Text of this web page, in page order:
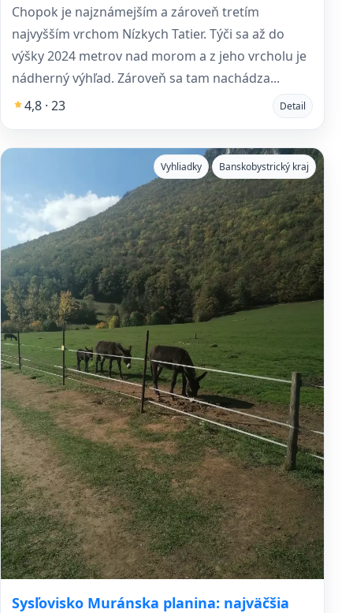
Chopok je najznámejším a zároveň tretím
najvyšším vrchom Nízkych Tatier. Týči sa až do
výšky 2024 metrov nad morom a z jeho vrcholu je
nádherný výhľad. Zároveň sa tam nachádza...
4,8 · 23
Detail
Sysľovisko Muránska planina: najväčšia
Vyhliadky Banskobystrický kraj